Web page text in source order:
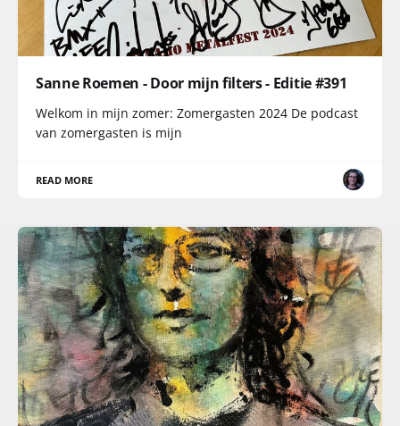
Sanne Roemen - Door mijn filters - Editie #391
Welkom in mijn zomer: Zomergasten 2024 De podcast
van zomergasten is mijn
READ MORE